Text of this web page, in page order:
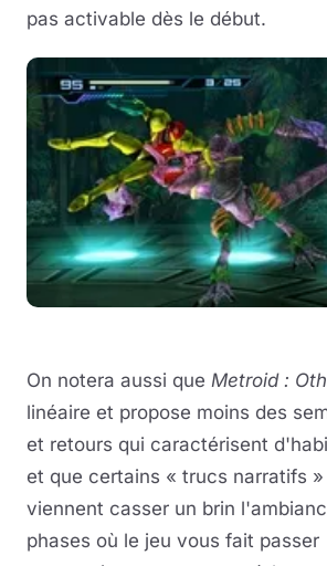
pas activable dès le début.
On notera aussi que Metroid :
linéaire et propose moins des
et retours qui caractérisent
et que certains « trucs narratifs
viennent casser un brin
phases où le jeu vous fait passer